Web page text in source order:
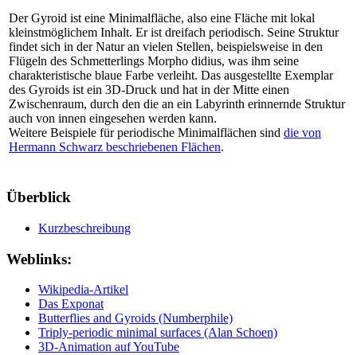
Der Gyroid ist eine Minimalfläche, also eine Fläche mit lokal
kleinstmöglichem Inhalt. Er ist dreifach periodisch. Seine Struktur
findet sich in der Natur an vielen Stellen, beispielsweise in den
Flügeln des Schmetterlings Morpho didius, was ihm seine
charakteristische blaue Farbe verleiht. Das ausgestellte Exemplar
des Gyroids ist ein 3D-Druck und hat in der Mitte einen
Zwischenraum, durch den die an ein Labyrinth erinnernde Struktur
auch von innen eingesehen werden kann.
Weitere Beispiele für periodische Minimalflächen sind die von
Hermann Schwarz beschriebenen Flächen.
Überblick
Kurzbeschreibung
Weblinks:
Wikipedia-Artikel
Das Exponat
Butterflies and Gyroids (Numberphile)
Triply-periodic minimal surfaces (Alan Schoen)
3D-Animation auf YouTube